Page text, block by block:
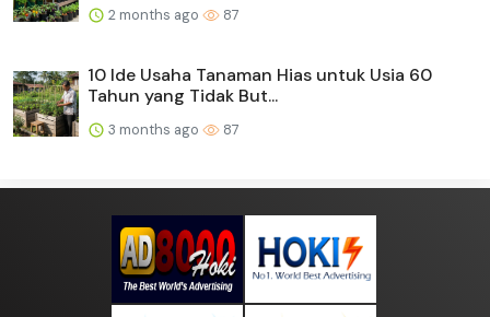
2 months ago 87
10 Ide Usaha Tanaman Hias untuk Usia 60
Tahun yang Tidak But...
3 months ago 87